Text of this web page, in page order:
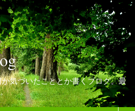
気づいたこととか書くブログ。最